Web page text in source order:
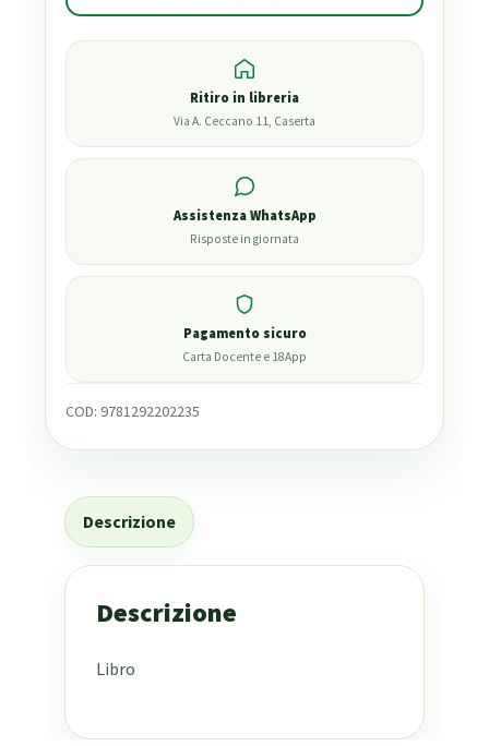
Ritiro in libreria
Via A. Ceccano 11, Caserta
Assistenza WhatsApp
Risposte in giornata
Pagamento sicuro
Carta Docente e 18App
COD: 9781292202235
Descrizione
Descrizione
Libro